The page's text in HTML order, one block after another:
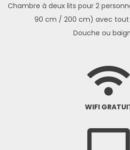
Chambre à deux lits pour 2
90 cm / 200 cm) avec tout
Douche ou
WIFI